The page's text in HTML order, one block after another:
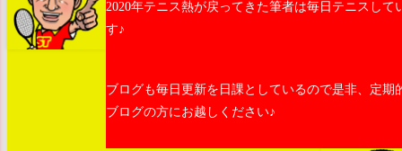
2020年テニス熱が戻ってきた筆者は毎日テニスして
す♪
ブログも毎日更新を日課としているので是非、定期
ブログの方にお越しください♪